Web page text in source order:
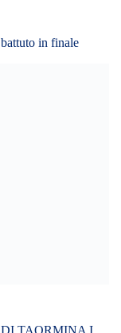
in finale